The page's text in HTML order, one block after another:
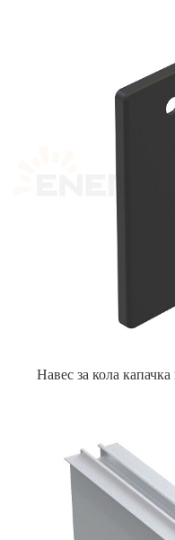
Навес за кола капачка